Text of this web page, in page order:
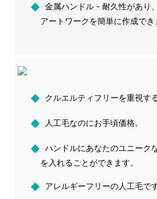
◆ 金属ハンドル - 耐久性があり
アートワークを簡単に作成でき
◆ クルエルティフリーを重視す
◆ 人工毛なのにお手頃価格。
◆ ハンドルにあなたのユニーク
を入れることができます。
◆ アレルギーフリーの人工毛です